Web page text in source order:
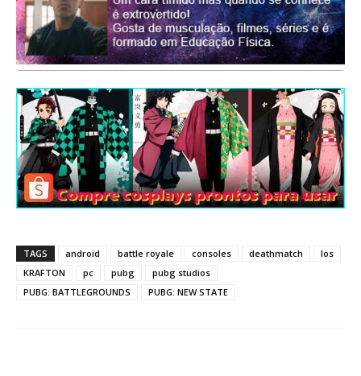
TAGS android battle royale consoles deathmatch
Ios
KRAFTON
pc pubg
pubg studios
PUBG: BATTLEGROUNDS
PUBG: NEW STATE